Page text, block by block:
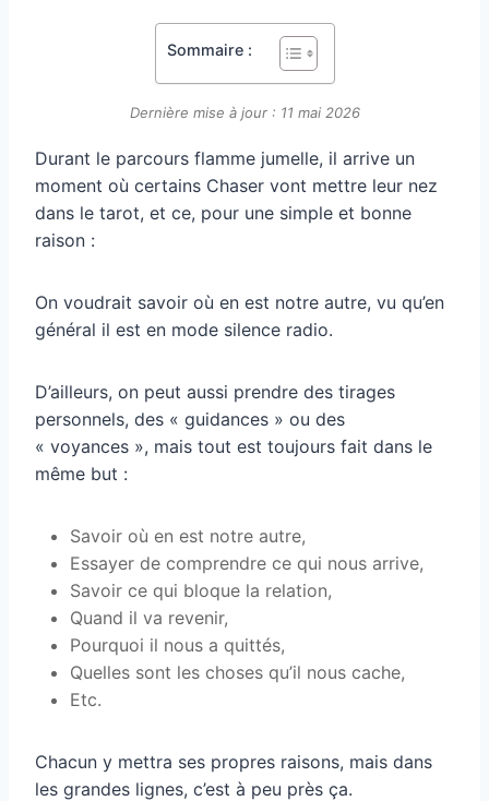
Sommaire :
Dernière mise à jour : 11 mai 2026
Durant le parcours flamme jumelle, il arrive un
moment où certains Chaser vont mettre leur nez
dans le tarot, et ce, pour une simple et bonne
raison :
On voudrait savoir où en est notre autre, vu qu’en
général il est en mode silence radio.
D’ailleurs, on peut aussi prendre des tirages
personnels, des « guidances » ou des
« voyances », mais tout est toujours fait dans le
même but :
Savoir où en est notre autre,
Essayer de comprendre ce qui nous arrive,
Savoir ce qui bloque la relation,
Quand il va revenir,
Pourquoi il nous a quittés,
Quelles sont les choses qu’il nous cache,
Etc.
Chacun y mettra ses propres raisons, mais dans
les grandes lignes, c’est à peu près ça.